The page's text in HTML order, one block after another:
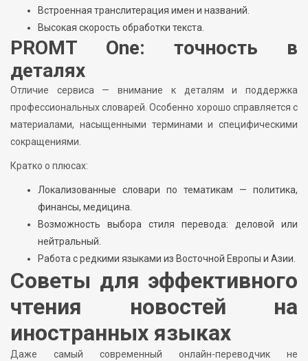
Встроенная транслитерация имен и названий.
Высокая скорость обработки текста.
PROMT One: точность в
деталях
Отличие сервиса — внимание к деталям и поддержка
профессиональных словарей. Особенно хорошо справляется с
материалами, насыщенными терминами и специфическими
сокращениями.
Кратко о плюсах:
Локализованные словари по тематикам — политика,
финансы, медицина.
Возможность выбора стиля перевода: деловой или
нейтральный.
Работа с редкими языками из Восточной Европы и Азии.
Советы для эффективного
чтения новостей на
иностранных языках
Даже самый современный онлайн-переводчик не